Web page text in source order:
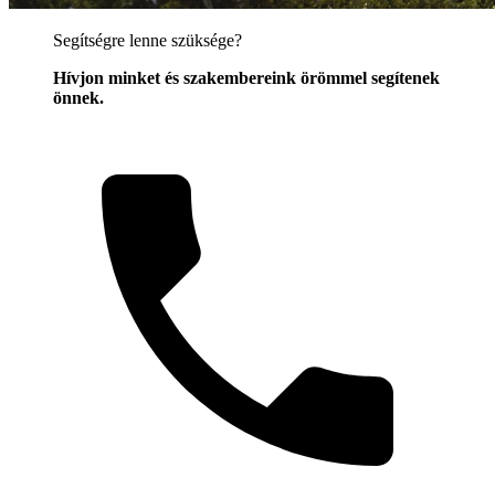
Segítségre lenne szüksége?
Hívjon minket és szakembereink örömmel segítenek
önnek.